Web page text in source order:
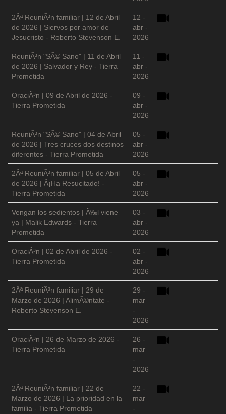
2Âª ReuniÃ³n familiar | 12 de Abril
de 2026 | Siervos por amor de
Jesucristo - Roberto Stevenson E.
12 -
abr -
2026
ReuniÃ³n "SÃ© Sano" | 11 de Abril
de 2026 | Salvador y Rey - Tierra
Prometida
11 -
abr -
2026
OraciÃ³n | 09 de Abril de 2026 -
Tierra Prometida
09 -
abr -
2026
ReuniÃ³n "SÃ© Sano" | 04 de Abril
de 2026 | Tres cruces dos destinos
diferentes - Tierra Prometida
05 -
abr -
2026
2Âª ReuniÃ³n familiar | 05 de Abril
de 2026 | Â¡Ha Resucitado! -
Tierra Prometida
05 -
abr -
2026
Vengan los sedientos | Ã‰l viene
ya | Malik Edwards - Tierra
Prometida
03 -
abr -
2026
OraciÃ³n | 02 de Abril de 2026 -
Tierra Prometida
02 -
abr -
2026
2Âª ReuniÃ³n familiar | 29 de
Marzo de 2026 | AlimÃ©ntate -
Roberto Stevenson E.
29 -
mar
-
2026
OraciÃ³n | 26 de Marzo de 2026 -
Tierra Prometida
26 -
mar
-
2026
2Âª ReuniÃ³n familiar | 22 de
Marzo de 2026 | La prioridad en la
familia - Tierra Prometida
22 -
mar
-